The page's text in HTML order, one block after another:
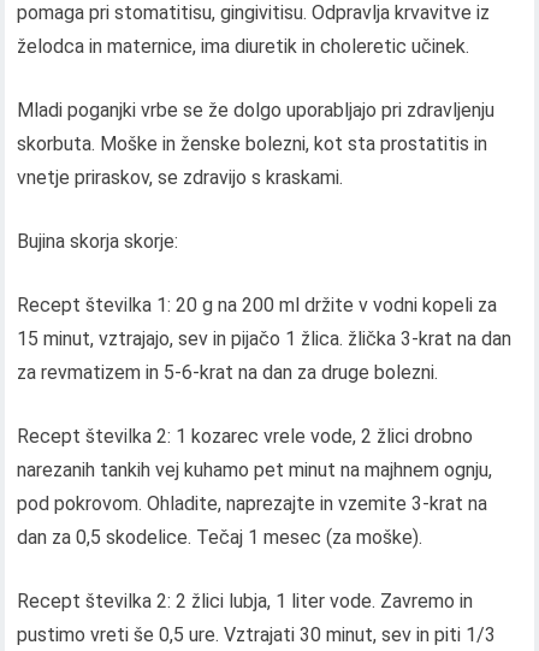
pomaga pri stomatitisu, gingivitisu. Odpravlja krvavitve iz
želodca in maternice, ima diuretik in choleretic učinek.
Mladi poganjki vrbe se že dolgo uporabljajo pri zdravljenju
skorbuta. Moške in ženske bolezni, kot sta prostatitis in
vnetje priraskov, se zdravijo s kraskami.
Bujina skorja skorje:
Recept številka 1: 20 g na 200 ml držite v vodni kopeli za
15 minut, vztrajajo, sev in pijačo 1 žlica. žlička 3-krat na dan
za revmatizem in 5-6-krat na dan za druge bolezni.
Recept številka 2: 1 kozarec vrele vode, 2 žlici drobno
narezanih tankih vej kuhamo pet minut na majhnem ognju,
pod pokrovom. Ohladite, naprezajte in vzemite 3-krat na
dan za 0,5 skodelice. Tečaj 1 mesec (za moške).
Recept številka 2: 2 žlici lubja, 1 liter vode. Zavremo in
pustimo vreti še 0,5 ure. Vztrajati 30 minut, sev in piti 1/3